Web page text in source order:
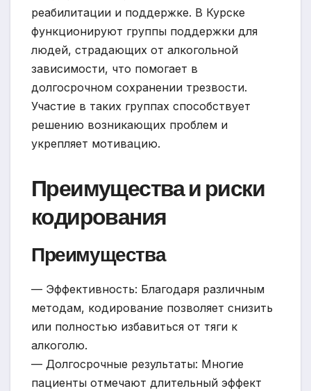
реабилитации и поддержке. В Курске
функционируют группы поддержки для
людей, страдающих от алкогольной
зависимости, что помогает в
долгосрочном сохранении трезвости.
Участие в таких группах способствует
решению возникающих проблем и
укрепляет мотивацию.
Преимущества и риски
кодирования
Преимущества
— Эффективность: Благодаря различным
методам, кодирование позволяет снизить
или полностью избавиться от тяги к
алкоголю.
— Долгосрочные результаты: Многие
пациенты отмечают длительный эффект